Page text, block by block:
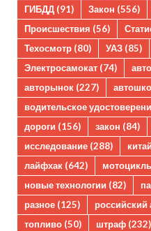
ГИБДД (91) Закон (556)
Происшествия (56)
Техосмотр (80) УАЗ (85)
Электросамокат (74)
авторынок (227)
водительское
дороги (156) закон (84)
исследование (288)
лайфхак (642)
новые технологии (82)
разное (125)
топливо (50) штраф (232)